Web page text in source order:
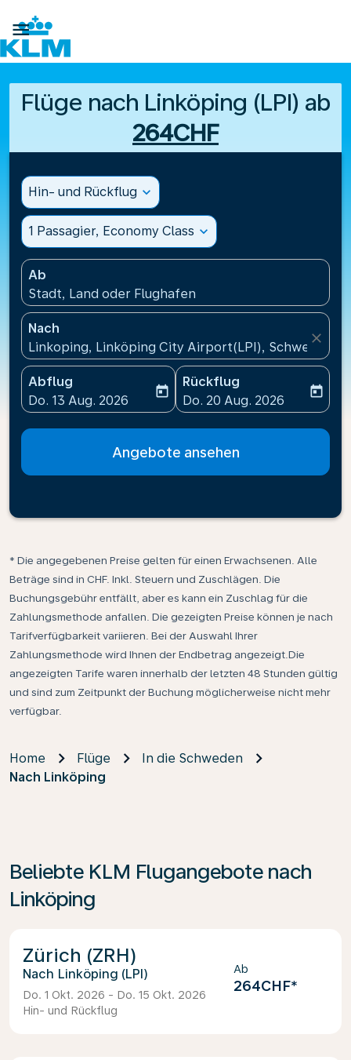

Flüge nach Linköping (LPI) ab
264CHF
Hin- und Rückflug expand_more
1 Passagier, Economy Class expand_more
Ab
Stadt, Land oder Flughafen
Nach
Linkoping, Linköping City Airport(LPI), Schweden
close
Abflug
fc-booking-departure-date-aria-label
Do. 13 Aug. 2026
today
Rückflug
fc-booking-return-date-
Do. 20 Aug. 2026
today
Angebote ansehen
* Die angegebenen Preise gelten für einen Erwachsenen. Alle
Beträge sind in CHF. Inkl. Steuern und Zuschlägen. Die
Buchungsgebühr entfällt, aber es kann ein Zuschlag für die
Zahlungsmethode anfallen. Die gezeigten Preise können je nach
Tarifverfügbarkeit variieren. Bei der Auswahl Ihrer
Zahlungsmethode wird Ihnen der Endbetrag angezeigt.Die
angezeigten Tarife waren innerhalb der letzten 48 Stunden gültig
und sind zum Zeitpunkt der Buchung möglicherweise nicht mehr
verfügbar.
Home Flüge
In die Schweden
Nach Linköping
Beliebte KLM Flugangebote nach
Linköping
Zürich (ZRH)
Linköping (LPI)
Do. 1 Okt. 2026 - Do. 15 Okt. 2026
Hin- und Rückflug
Ab
264CHF*